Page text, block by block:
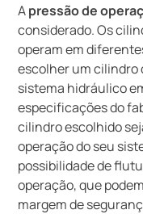
Apressão de
considerado. Os
operam em
escolher um cilindro
sistema hidráulico
especificações do
cilindro escolhido
operação do seu
possibilidade de
operação, que
margem de